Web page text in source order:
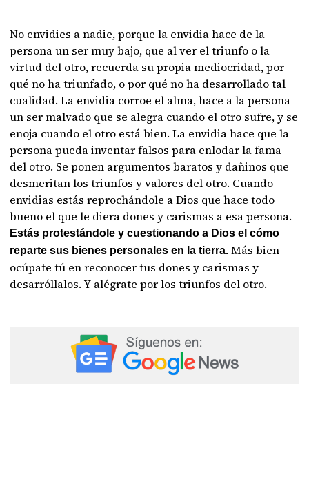
No envidies a nadie, porque la envidia hace de la
persona un ser muy bajo, que al ver el triunfo o la
virtud del otro, recuerda su propia mediocridad, por
qué no ha triunfado, o por qué no ha desarrollado tal
cualidad. La envidia corroe el alma, hace a la persona
un ser malvado que se alegra cuando el otro sufre, y se
enoja cuando el otro está bien. La envidia hace que la
persona pueda inventar falsos para enlodar la fama
del otro. Se ponen argumentos baratos y dañinos que
desmeritan los triunfos y valores del otro. Cuando
envidias estás reprochándole a Dios que hace todo
bueno el que le diera dones y carismas a esa persona.
Estás protestándole y cuestionando a Dios el cómo
reparte sus bienes personales en la tierra.Más bien
ocúpate tú en reconocer tus dones y carismas y
desarróllalos. Y alégrate por los triunfos del otro.